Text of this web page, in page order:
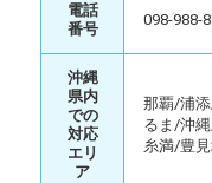
電話
番号
098-988-
沖縄
県内
での
対応
エリ
ア
那覇/浦
るま/沖
糸満/豊